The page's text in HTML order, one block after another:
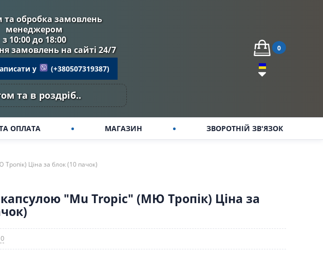
обробка замовлень
менеджером
з 10:00 до 18:00
замовлень на сайті 24/7
у (+380507319387)
та в роздріб..
0
ОПЛАТА МАГАЗИН ЗВОРОТНІЙ ЗВ'ЯЗОК
Ціна за блок (10 пачок)
"Mu Tropic" (МЮ Тропік) Ціна за